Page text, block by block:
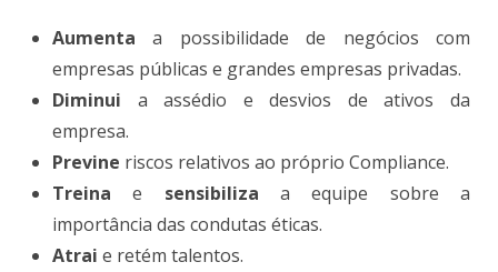
Aumenta a possibilidade de negócios com
empresas públicas e grandes empresas privadas.
Diminui a assédio e desvios de ativos da
empresa.
Previne riscos relativos ao próprio Compliance.
Treina e sensibiliza a equipe sobre a
importância das condutas éticas.
Atrai e retém talentos.